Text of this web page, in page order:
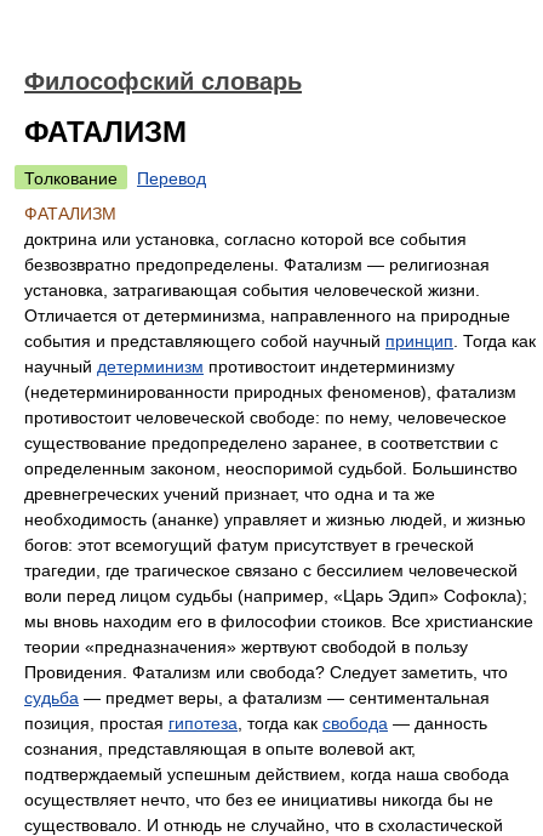
Философский словарь
ФАТАЛИЗМ
Толкование
Перевод
ФАТАЛИЗМ
доктрина или установка, согласно которой все события
безвозвратно предопределены. Фатализм — религиозная
установка, затрагивающая события человеческой жизни.
Отличается от детерминизма, направленного на природные
события и представляющего собой научный принцип . Тогда как
научный детерминизм противостоит индетерминизму
(недетерминированности природных феноменов), фатализм
противостоит человеческой свободе: по нему, человеческое
существование предопределено заранее, в соответствии с
определенным законом, неоспоримой судьбой. Большинство
древнегреческих учений признает, что одна и та же
необходимость (ананке) управляет и жизнью людей, и жизнью
богов: этот всемогущий фатум присутствует в греческой
трагедии, где трагическое связано с бессилием человеческой
воли перед лицом судьбы (например, «Царь Эдип» Софокла);
мы вновь находим его в философии стоиков. Все христианские
теории «предназначения» жертвуют свободой в пользу
Провидения. Фатализм или свобода? Следует заметить, что
судьба — предмет веры, а фатализм — сентиментальная
позиция, простая гипотеза , тогда как свобода — данность
сознания, представляющая в опыте волевой акт,
подтверждаемый успешным действием, когда наша свобода
осуществляет нечто, что без ее инициативы никогда бы не
существовало. И отнюдь не случайно, что в схоластической